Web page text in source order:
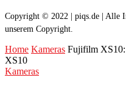
Copyright © 2022 | piqs.de | Alle
unserem Copyright.
Home Kameras Fujifilm
XS10
Kameras